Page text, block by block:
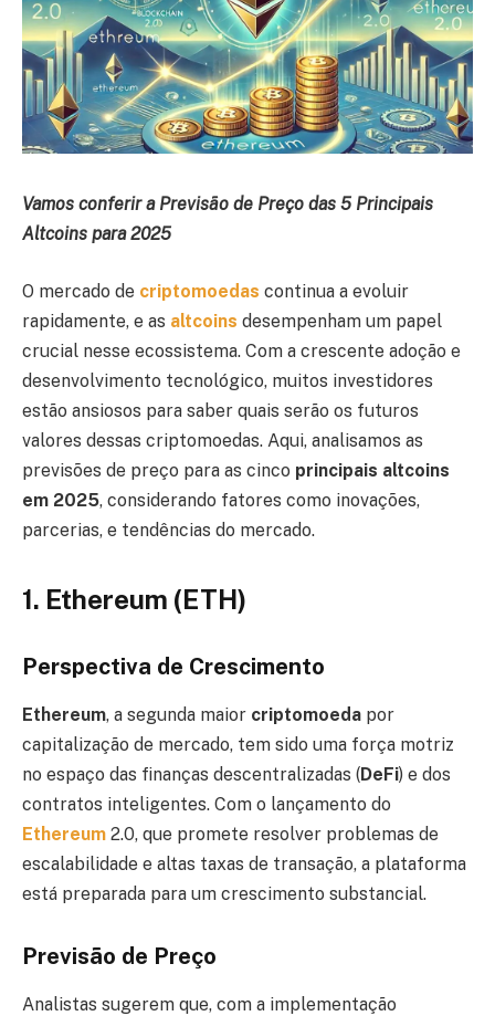
Vamos conferir a Previsão de Preço das 5 Principais
Altcoins para 2025
O mercado de criptomoedas continua a evoluir
rapidamente, e as altcoins desempenham um papel
crucial nesse ecossistema. Com a crescente adoção e
desenvolvimento tecnológico, muitos investidores
estão ansiosos para saber quais serão os futuros
valores dessas criptomoedas. Aqui, analisamos as
previsões de preço para as cinco principais altcoins
em 2025, considerando fatores como inovações,
parcerias, e tendências do mercado.
1. Ethereum (ETH)
Perspectiva de Crescimento
Ethereum, a segunda maior criptomoeda por
capitalização de mercado, tem sido uma força motriz
no espaço das finanças descentralizadas (DeFi) e dos
contratos inteligentes. Com o lançamento do
Ethereum 2.0, que promete resolver problemas de
escalabilidade e altas taxas de transação, a plataforma
está preparada para um crescimento substancial.
Previsão de Preço
Analistas sugerem que, com a implementação